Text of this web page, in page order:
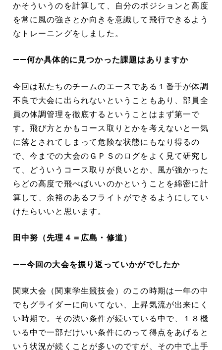
かそういうのを計算して、自分のポジションと高度
を常に風の強さとか向きを意識して飛行できるよう
なトレーニングをしました。
――何か具体的に見つかった課題はありますか
今回は私たちのチームのエースである１番手が体調
不良で大会に出られないということもあり、部員全
員の体調管理を徹底するということはまず第一で
す。飛び方とかもコース取りとかを考えないと一気
に落とされてしまって危険な状態にもなり得るの
で、今までの大会のＧＰＳのログをよく見て研究し
て、どういうコース取りが良いとか、風が強かった
らどの高度で飛べばいいのかということを綿密に計
算して、余裕のあるフライトができるようにしてい
けたらいいと思います。
田中努（先理４＝広島・修道）
――今回の大会を振り返っていかがでしたか
関東大会（関東学生競技会）のこの時期は一年の中
でもグライダーに向いてない、上昇気流が出来にく
い時期で。その渋い条件が続いている中で、１８機
いる中で一部だけいい条件にのって得点をあげると
いう状況が続くことが多いのですが、その中で上手